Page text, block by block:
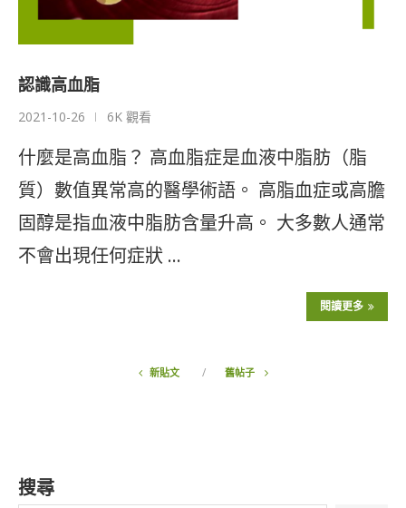
認識高血脂
2021-10-26 6K 觀看
什麼是高血脂？ 高血脂症是血液中脂肪（脂
質）數值異常高的醫學術語。 高脂血症或高膽
固醇是指血液中脂肪含量升高。 大多數人通常
不會出現任何症狀 …
閱讀更多
新貼文 舊帖子
搜尋